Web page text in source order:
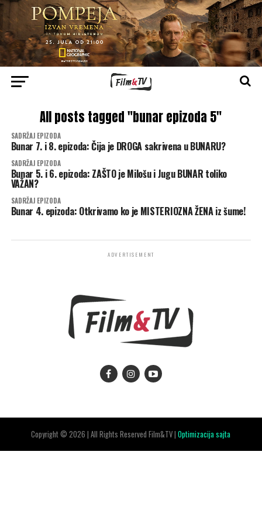
All posts tagged "bunar epizoda 5"
SADRŽAJ EPIZODA
Bunar 7. i 8. epizoda: Čija je DROGA sakrivena u BUNARU?
SADRŽAJ EPIZODA
Bunar 5. i 6. epizoda: ZAŠTO je Milošu i Jugu BUNAR toliko
VAŽAN?
SADRŽAJ EPIZODA
Bunar 4. epizoda: Otkrivamo ko je MISTERIOZNA ŽENA iz šume!
ADVERTISEMENT
Copyright © 2026 | All Rights Reserved Film&TV |Optimizacija sajta